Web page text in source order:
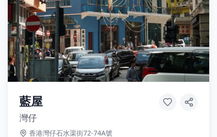
藍屋
灣仔
香港灣仔石水渠街72-74A號